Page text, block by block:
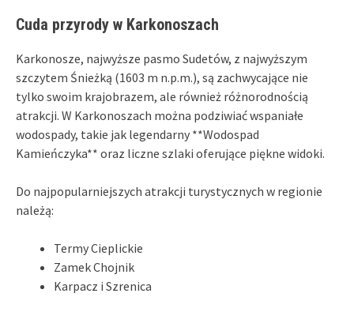
Cuda przyrody w Karkonoszach
Karkonosze, najwyższe pasmo Sudetów, z najwyższym
szczytem Śnieżką (1603 m n.p.m.), są zachwycające nie
tylko swoim krajobrazem, ale również różnorodnością
atrakcji. W Karkonoszach można podziwiać wspaniałe
wodospady, takie jak legendarny **Wodospad
Kamieńczyka** oraz liczne szlaki oferujące piękne widoki.
Do najpopularniejszych atrakcji turystycznych w regionie
należą:
Termy Cieplickie
Zamek Chojnik
Karpacz i Szrenica